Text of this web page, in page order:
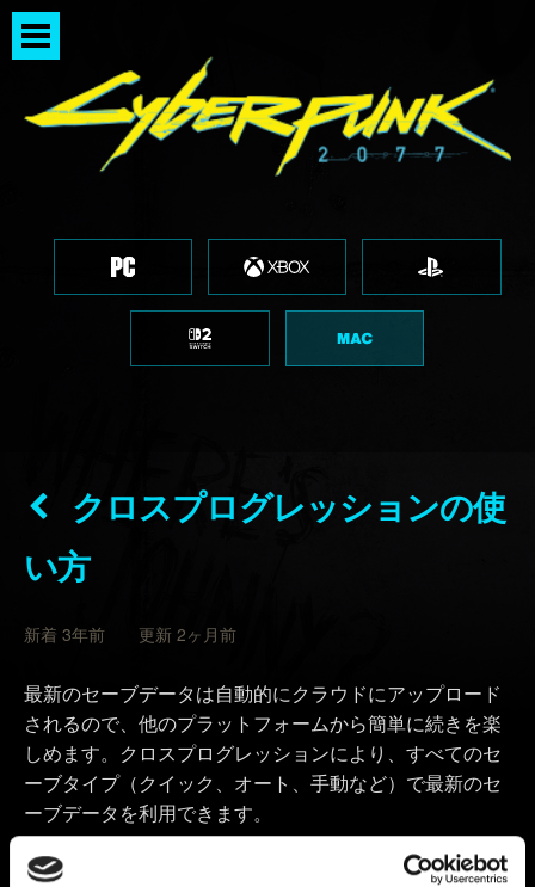
クロスプログレッションの使
い方
新着 3年前 更新 2ヶ月前
最新のセーブデータは自動的にクラウドにアップロード
されるので、他のプラットフォームから簡単に続きを楽
しめます。クロスプログレッションにより、すべてのセ
ーブタイプ（クイック、オート、手動など）で最新のセ
ーブデータを利用できます。
『サイバーパンク2077』が最新パッチにアップデート